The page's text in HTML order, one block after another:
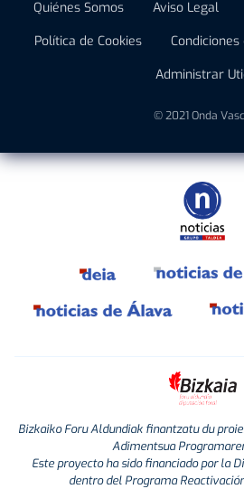
Quiénes Somos Aviso Legal
Política de Cookies
Administrar
© 2021 Onda
Bizkaiko Foru Aldundiak finantzatu du
Adimentsua
Este proyecto ha sido financiado por la
dentro del Programa